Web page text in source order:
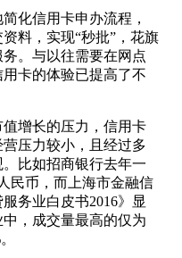
化信用卡申办流程，
料，实现“秒批”，花旗
。与以往需要在网点
卡的体验已提高了不
增长的压力，信用卡
压力较小，且经过多
比如招商银行去年一
民币，而上海市金融信
务业白皮书2016》显
中，成交量最高的仅为